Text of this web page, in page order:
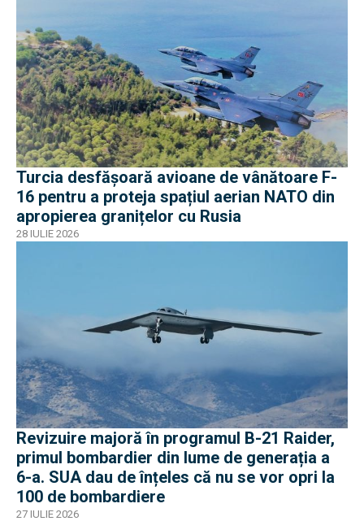
Turcia desfășoară avioane de vânătoare F-
16 pentru a proteja spațiul aerian NATO din
apropierea granițelor cu Rusia
28 IULIE 2026
Revizuire majoră în programul B-21 Raider,
primul bombardier din lume de generația a
6-a. SUA dau de înțeles că nu se vor opri la
100 de bombardiere
27 IULIE 2026